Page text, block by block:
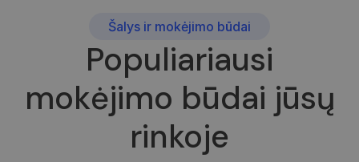
Šalys ir mokėjimo būdai
Populiariausi
mokėjimo būdai jūsų
rinkoje